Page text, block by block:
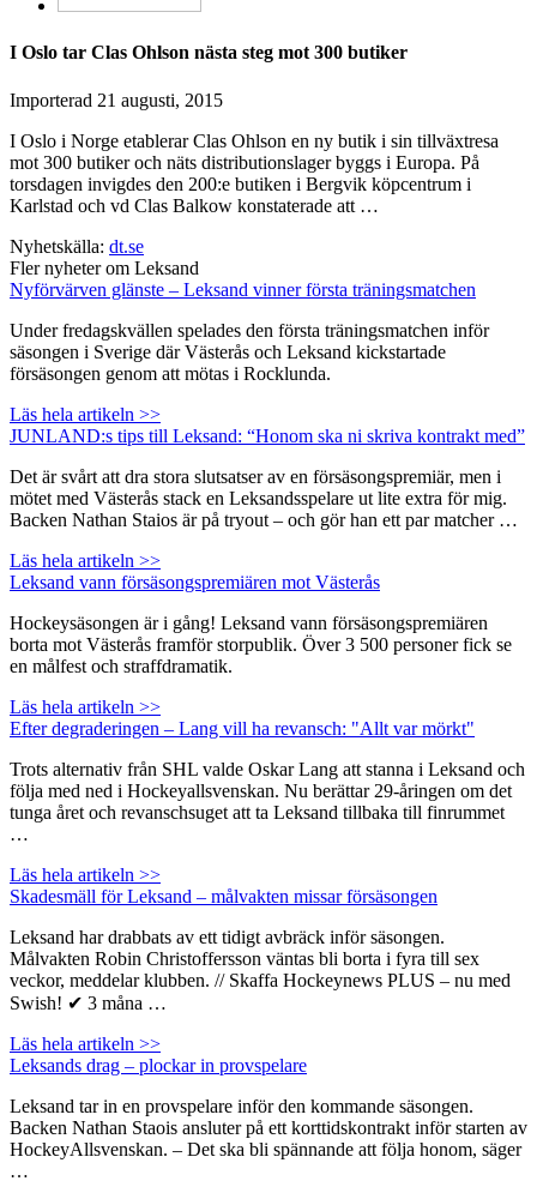
I Oslo tar Clas Ohlson nästa steg mot 300 butiker
Importerad 21 augusti, 2015
I Oslo i Norge etablerar Clas Ohlson en ny butik i sin tillväxtresa
mot 300 butiker och näts distributionslager byggs i Europa. På
torsdagen invigdes den 200:e butiken i Bergvik köpcentrum i
Karlstad och vd Clas Balkow konstaterade att …
Nyhetskälla: dt.se
Fler nyheter om Leksand
Nyförvärven glänste – Leksand vinner första träningsmatchen
Under fredagskvällen spelades den första träningsmatchen inför
säsongen i Sverige där Västerås och Leksand kickstartade
försäsongen genom att mötas i Rocklunda.
Läs hela artikeln >>
JUNLAND:s tips till Leksand: “Honom ska ni skriva kontrakt med”
Det är svårt att dra stora slutsatser av en försäsongspremiär, men i
mötet med Västerås stack en Leksandsspelare ut lite extra för mig.
Backen Nathan Staios är på tryout – och gör han ett par matcher …
Läs hela artikeln >>
Leksand vann försäsongspremiären mot Västerås
Hockeysäsongen är i gång! Leksand vann försäsongspremiären
borta mot Västerås framför storpublik. Över 3 500 personer fick se
en målfest och straffdramatik.
Läs hela artikeln >>
Efter degraderingen – Lang vill ha revansch: "Allt var mörkt"
Trots alternativ från SHL valde Oskar Lang att stanna i Leksand och
följa med ned i Hockeyallsvenskan. Nu berättar 29-åringen om det
tunga året och revanschsuget att ta Leksand tillbaka till finrummet
…
Läs hela artikeln >>
Skadesmäll för Leksand – målvakten missar försäsongen
Leksand har drabbats av ett tidigt avbräck inför säsongen.
Målvakten Robin Christoffersson väntas bli borta i fyra till sex
veckor, meddelar klubben. // Skaffa Hockeynews PLUS – nu med
Swish! ✔ 3 måna …
Läs hela artikeln >>
Leksands drag – plockar in provspelare
Leksand tar in en provspelare inför den kommande säsongen.
Backen Nathan Staois ansluter på ett korttidskontrakt inför starten av
HockeyAllsvenskan. – Det ska bli spännande att följa honom, säger
…